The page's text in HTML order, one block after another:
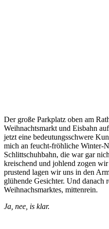
Der große Parkplatz oben am
Weihnachtsmarkt und Eisbahn
jetzt eine bedeutungsschwere
mich an feucht-fröhliche Winter-
Schlittschuhbahn, die war gar
kreischend und johlend zogen
prustend lagen wir uns in den
glühende Gesichter. Und danach
Weihnachsmarktes, mittenrein.
Ja, nee, is klar.